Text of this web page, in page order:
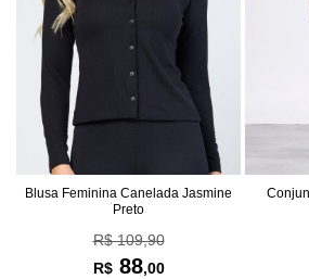
Blusa Feminina Canelada Jasmine
Preto
R$ 109,90
R$88,00